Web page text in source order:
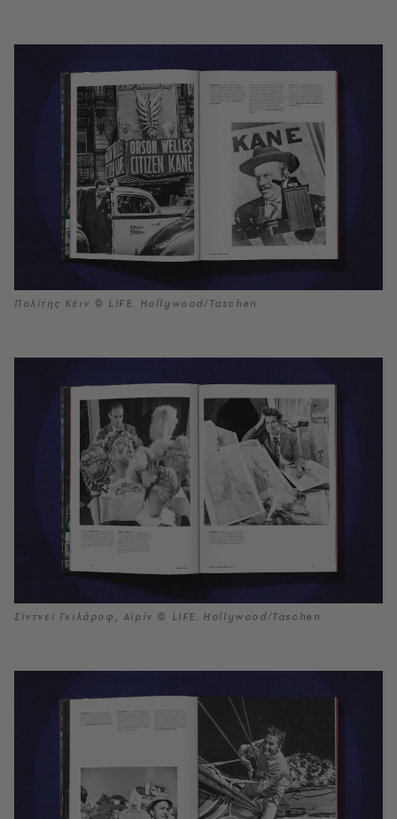
Πολίτης Κέιν © LIFE. Hollywood/Taschen
Σίντνεϊ Γκιλάροφ, Αϊρίν © LIFE. Hollywood/Taschen